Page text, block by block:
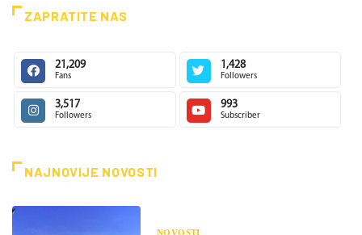
ZAPRATITE NAS
21,209
Fans
1,428
Followers
3,517
Followers
993
Subscriber
NAJNOVIJE NOVOSTI
NOVOSTI